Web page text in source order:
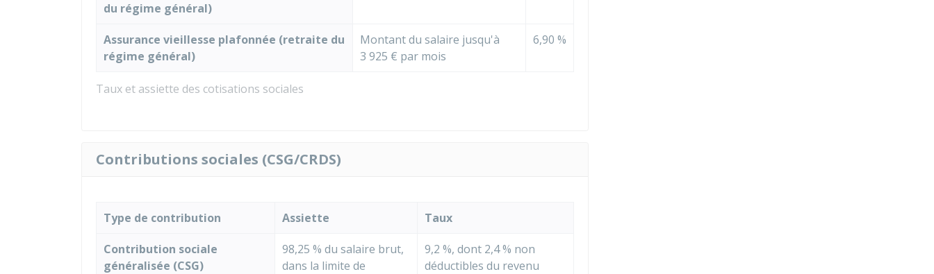
Taux et assiette des cotisations sociales
du régime général)
Assurance vieillesse plafonnée (retraite du
régime général)
Montant du salaire jusqu'à
3 925 € par mois
6,90 %
Contributions sociales (CSG/CRDS)
Type de contribution Assiette Taux
Contribution sociale
généralisée (CSG)
98,25 % du salaire brut,
dans la limite de
9,2 %, dont 2,4 % non
déductibles du revenu